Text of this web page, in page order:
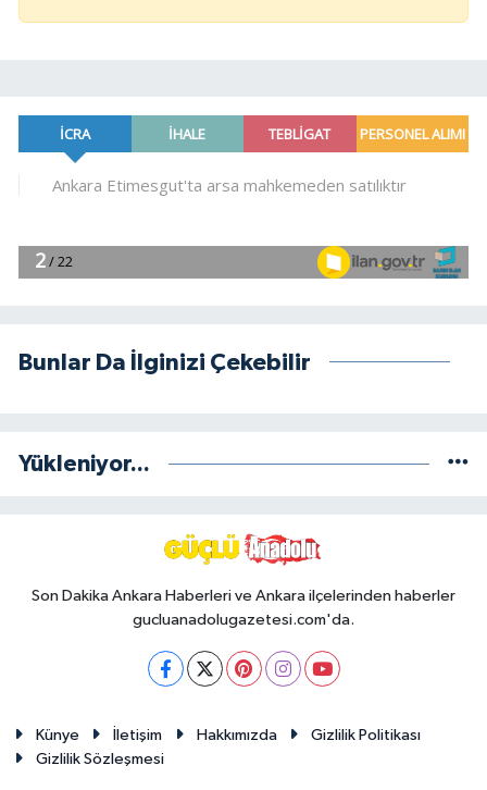
Bunlar Da İlginizi Çekebilir
Yükleniyor...
Son Dakika Ankara Haberleri ve Ankara ilçelerinden haberler
gucluanadolugazetesi.com'da.
Künye İletişim Hakkımızda
Gizlilik Politikası
Gizlilik Sözleşmesi